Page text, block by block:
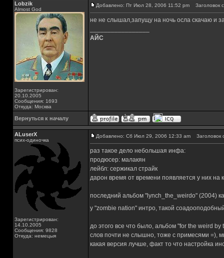
Lobzik
Almost God
Зарегистрирован:
20.10.2005
Сообщения: 1693
Откуда: Москва
Добавлено: Пт Июл 28, 2006 11:52 pm Заголовок
не не слышал,запущу на ночь осла скачаю и
АЙС
Вернуться к началу
ALuserX
псих-одиночка
Зарегистрирован:
14.10.2005
Сообщения: 9828
Откуда: немецыя
Добавлено: Сб Июл 29, 2006 12:33 am Заголовок
раз такое дело небольшая инфа:
продюсер: малакян
лейбл: сержикал страйк
дарон время от времени появляется у них на
последний альбом "lynch_the_weirdo" (2004)
у "zombie nation" интро, такой
до этого все что было, альбом "for the weird
слов почти не слышно, тоже с примесями =),
какая версия лучше, факт то что настройка